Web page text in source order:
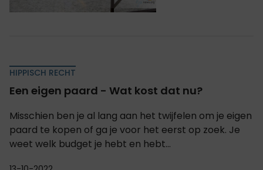
HIPPISCH RECHT
Een eigen paard - Wat kost dat nu?
Misschien ben je al lang aan het twijfelen om je eigen
paard te kopen of ga je voor het eerst op zoek. Je
weet welk budget je hebt en hebt...